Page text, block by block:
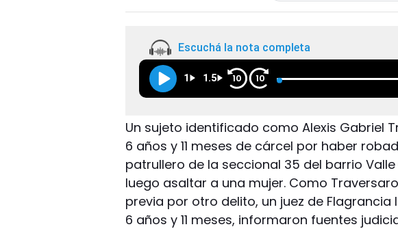
Escuchá la nota completa
1 1.5 10 10
Un sujeto identificado como Alexis Gabriel
6 años y 11 meses de cárcel por haber
patrullero de la seccional 35 del barrio
luego asaltar a una mujer. Como
previa por otro delito, un juez de Flagrancia
6 años y 11 meses, informaron fuentes